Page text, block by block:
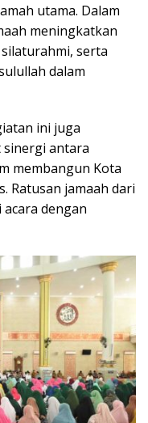
utama. Dalam
meningkatkan
serta
dalam
ini juga
antara
membangun Kota
Ratusan jamaah dari
dengan